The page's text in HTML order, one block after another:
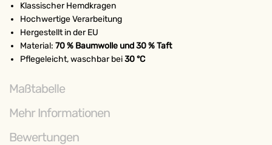
Klassischer Hemdkragen
Hochwertige Verarbeitung
Hergestellt in der EU
Material: 70 % Baumwolle und 30 % Taft
Pflegeleicht, waschbar bei30 °C
Maßtabelle
Mehr Informationen
Bewertungen